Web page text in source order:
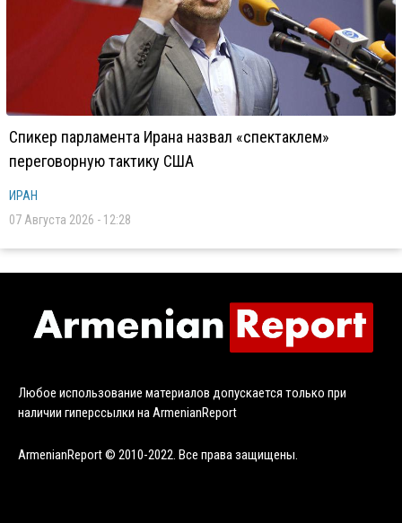
Спикер парламента Ирана назвал «спектаклем»
переговорную тактику США
ИРАН
07 Августа 2026 - 12:28
Любое использование материалов допускается только при
наличии гиперссылки на ArmenianReport
ArmenianReport © 2010-2022. Все права защищены.